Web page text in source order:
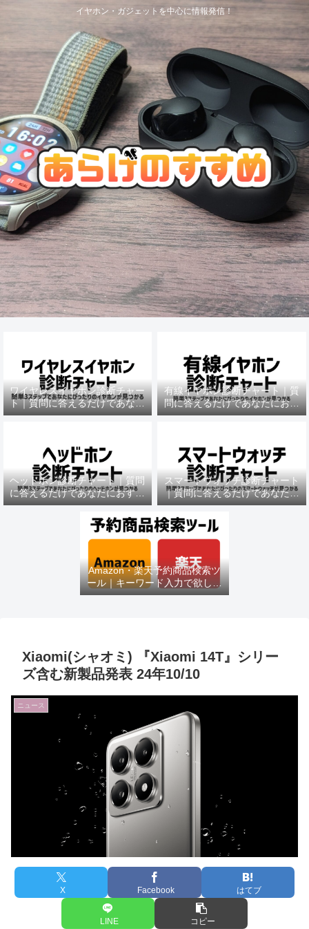
イヤホン・ガジェットを中心に情報発信！
ワイヤレスイヤホン診断チャー
ト｜質問に答えるだけであなた
におすすめの機種がわかる
有線イヤホン診断チャート｜質
問に答えるだけであなたにおす
すめの機種がわかる
ヘッドホン診断チャート｜質問
に答えるだけであなたにおすす
めの機種がわかる
スマートウォッチ診断チャート
｜質問に答えるだけであなたに
おすすめの機種がわかる
Amazon・楽天予約商品検索ツ
ール｜キーワード入力で欲しい
商品を即チェック
Xiaomi(シャオミ) 『Xiaomi 14T』シリー
ズ含む新製品発表 24年10/10
ニュース
X Facebook はてブ
LINE コピー